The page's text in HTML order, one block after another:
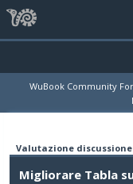
WuBook Community
Valutazione
Migliorare Tabla